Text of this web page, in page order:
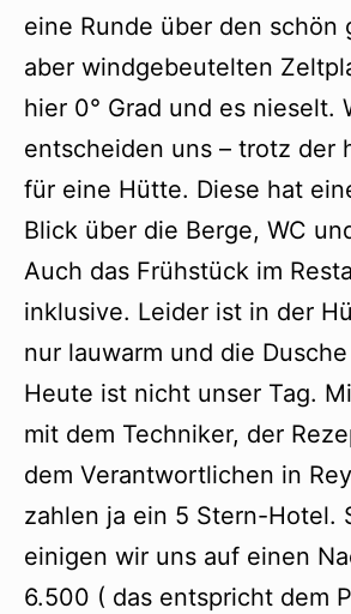
eine Runde über den schön
aber windgebeutelten
hier 0° Grad und es nieselt.
entscheiden uns – trotz der
für eine Hütte. Diese hat
Blick über die Berge, WC
Auch das Frühstück im
inklusive. Leider ist in der
nur lauwarm und die
Heute ist nicht unser Tag.
mit dem Techniker, der
dem Verantwortlichen in
zahlen ja ein 5 Stern-Hotel.
einigen wir uns auf einen
6.500 ( das entspricht dem